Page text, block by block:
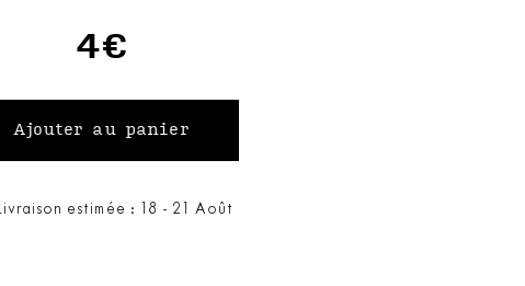
4€
Livraison estimée : 18 - 21 Août